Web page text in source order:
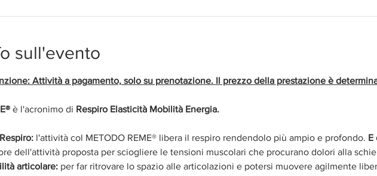
sull'evento
Attività a pagamento, solo su prenotazione. Il prezzo della prestazione è
è l'acronimo di Respiro Elasticità Mobilità Energia.
l'attività col METODO REME® libera il respiro rendendolo più ampio e profondo. E
dell'attività proposta per sciogliere le tensioni muscolari che procurano dolori alla
articolare: per far ritrovare lo spazio alle articolazioni e potersi muovere agilmente